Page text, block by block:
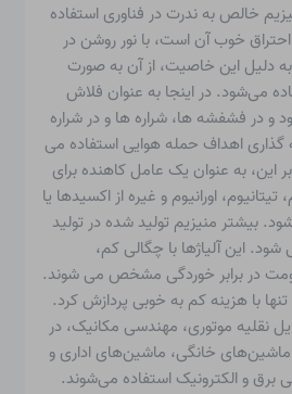
خالص به ندرت در فناوری استفاده
خوب آن است، با نور روشن در
دلیل این خاصیت، از آن به صورت
می‌شود. در اینجا به عنوان فلاش
و در فشفشه ها، شراره ها و در شراره
گذاری اهداف حمله هوایی استفاده می
این، به عنوان یک عامل کاهنده برای
تیتانیوم، اورانیوم و غیره از اکسیدها یا
بیشتر منیزیم تولید شده در تولید
شود. این آلیاژها با چگالی کم،
در برابر خوردگی مشخص می شوند.
تنها با هزینه کم به خوبی پردازش کرد.
نقلیه موتوری، مهندسی مکانیک، در
خانگی، ماشین‌های اداری و
برق و الکترونیک استفاده می‌شوند.